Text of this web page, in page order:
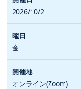
2026/10/2
金
オンライン(Zoom)